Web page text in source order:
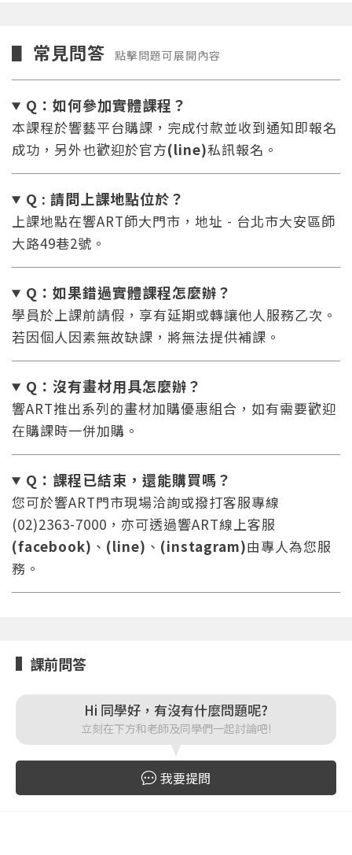
忘記密碼 註冊
您將收到一封Email，請依照信件中的指示重新登
入。
重設密碼
系統偵測到您的帳號重複登入，
點擊下方「確定」將前一位使用者強制登出。
確定
取消
▋ 常見問答 點擊問題可展開內容
Q：如何參加實體課程？
本課程於響藝平台購課，完成付款並收到通知即報名
成功，另外也歡迎於官方(line)私訊報名。
Q : 請問上課地點位於？
上課地點在響ART師大門市，地址 - 台北市大安區師
大路49巷2號。
Q：如果錯過實體課程怎麼辦？
學員於上課前請假，享有延期或轉讓他人服務乙次。
若因個人因素無故缺課，將無法提供補課。
Q：沒有畫材用具怎麼辦？
響ART推出系列的畫材加購優惠組合，如有需要歡迎
在購課時一併加購。
Q：課程已結束，還能購買嗎？
您可於響ART門市現場洽詢或撥打客服專線
(02)2363-7000，亦可透過響ART線上客服
(facebook) 、 (line) 、 (instagram)由專人為您服
務。
課前問答
Hi 同學好，有沒有什麼問題呢?
立刻在下方和老師及同學們一起討論吧!
我要提問